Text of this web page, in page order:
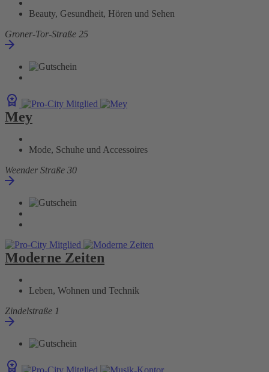
Beauty, Gesundheit, Hören und Sehen
Groner-Tor-Straße 25
Mey
Mode, Schuhe und Accessoires
Weender Straße 30
Moderne Zeiten
Leben, Wohnen und Technik
Zindelstraße 1